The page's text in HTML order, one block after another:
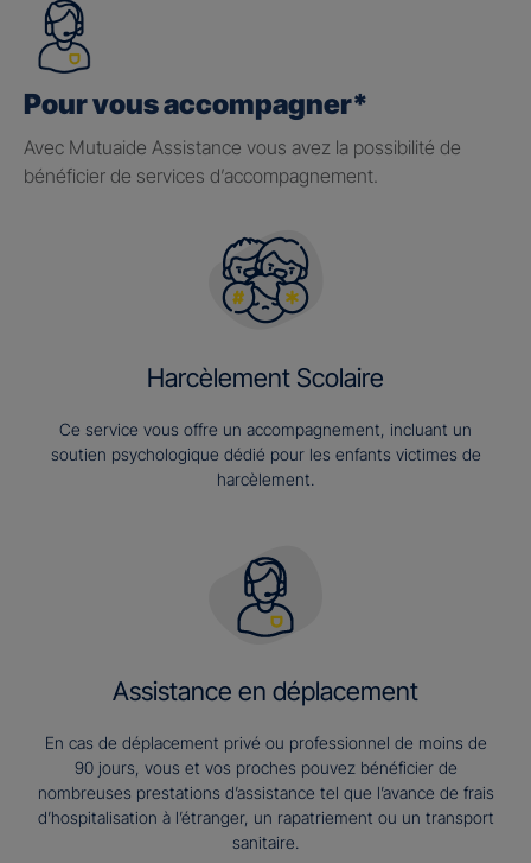
Pour vous accompagner*
Avec Mutuaide Assistance vous avez la possibilité de
bénéficier de services d’accompagnement.
Harcèlement Scolaire
Ce service vous offre un accompagnement, incluant un
soutien psychologique dédié pour les enfants victimes de
harcèlement.
Assistance en déplacement
En cas de déplacement privé ou professionnel de moins de
90 jours, vous et vos proches pouvez bénéficier de
nombreuses prestations d’assistance tel que l’avance de frais
d’hospitalisation à l’étranger, un rapatriement ou un transport
sanitaire.